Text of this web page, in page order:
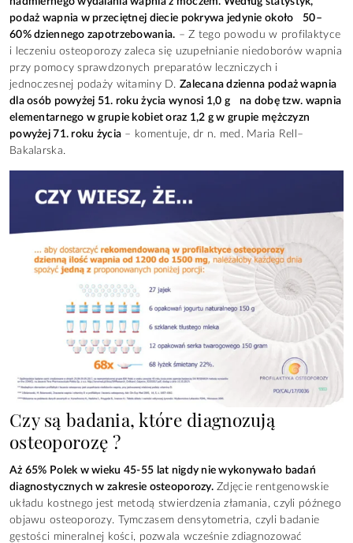
podaż wapnia w przeciętnej diecie pokrywa jedynie około 50–
60% dziennego zapotrzebowania. – Z tego powodu w profilaktyce
i leczeniu osteoporozy zaleca się uzupełnianie niedoborów wapnia
przy pomocy sprawdzonych preparatów leczniczych i
jednoczesnej podaży witaminy D. Zalecana dzienna podaż wapnia
dla osób powyżej 51. roku życia wynosi 1,0 g na dobę tzw. wapnia
elementarnego w grupie kobiet oraz 1,2 g w grupie mężczyzn
powyżej 71. roku życia – komentuje, dr n. med. Maria Rell–
Bakalarska.
Czy są badania, które diagnozują
osteoporozę ?
Aż 65% Polek w wieku 45-55 lat nigdy nie wykonywało badań
diagnostycznych w zakresie osteoporozy.Zdjęcie rentgenowskie
układu kostnego jest metodą stwierdzenia złamania, czyli późnego
objawu osteoporozy. Tymczasem densytometria, czyli badanie
gęstości mineralnej kości, pozwala wcześnie zdiagnozować